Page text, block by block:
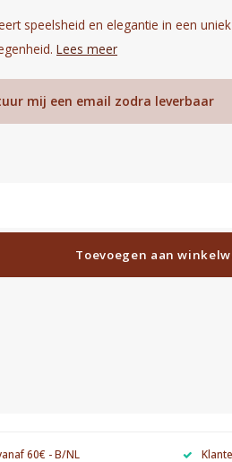
speelsheid en elegantie in een
Lees meer
mij een email zodra leverbaar
Toevoegen aan
60€ - B/NL